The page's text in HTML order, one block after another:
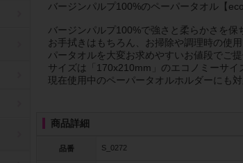
バージンパルプ100%のペーパータオル【
バージンパルプ100%で強さと柔らかさを保
お手拭きはもちろん、お掃除や調理時の使
パータオルを大変お求めやすいお値段でご提
サイズは「170x210mm」のエコノミーサイ
現在使用中のペーパータオルホルダーにも対
商品詳細
品番 S_0272